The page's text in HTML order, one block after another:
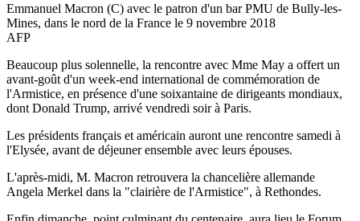
Emmanuel Macron (C) avec le patron d'un bar PMU de Bully-les-
Mines, dans le nord de la France le 9 novembre 2018
AFP
Beaucoup plus solennelle, la rencontre avec Mme May a offert un
avant-goût d'un week-end international de commémoration de
l'Armistice, en présence d'une soixantaine de dirigeants mondiaux,
dont Donald Trump, arrivé vendredi soir à Paris.
Les présidents français et américain auront une rencontre samedi à
l'Elysée, avant de déjeuner ensemble avec leurs épouses.
L'après-midi, M. Macron retrouvera la chancelière allemande
Angela Merkel dans la "clairière de l'Armistice", à Rethondes.